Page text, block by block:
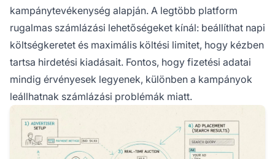
kampánytevékenység alapján. A legtöbb platform
rugalmas számlázási lehetőségeket kínál: beállíthat napi
költségkeretet és maximális költési limitet, hogy kézben
tartsa hirdetési kiadásait. Fontos, hogy fizetési adatai
mindig érvényesek legyenek, különben a kampányok
leállhatnak számlázási problémák miatt.